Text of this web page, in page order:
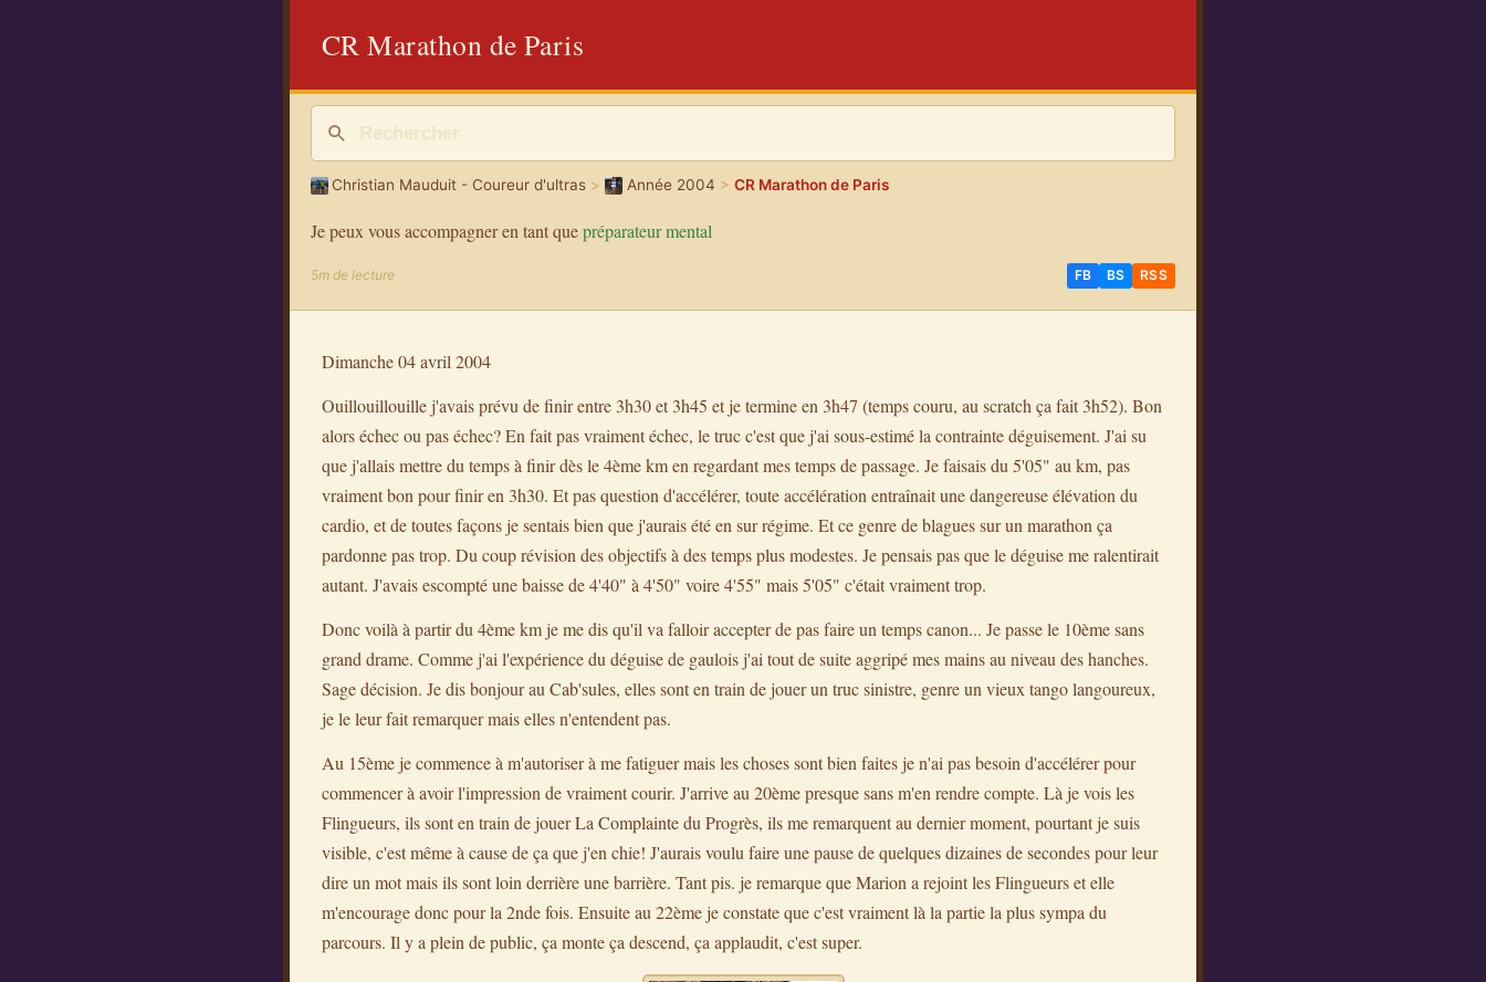
CR Marathon de Paris
Christian Mauduit - Coureur d'ultras > Année 2004 > CR Marathon de Paris
Je peux vous accompagner en tant quepréparateur mental
5m de lecture FB BS RSS
Dimanche 04 avril 2004
Ouillouillouille j'avais prévu de finir entre 3h30 et 3h45 et je termine en 3h47 (temps couru, au scratch ça fait 3h52). Bon
alors échec ou pas échec? En fait pas vraiment échec, le truc c'est que j'ai sous-estimé la contrainte déguisement. J'ai su
que j'allais mettre du temps à finir dès le 4ème km en regardant mes temps de passage. Je faisais du 5'05" au km, pas
vraiment bon pour finir en 3h30. Et pas question d'accélérer, toute accélération entraînait une dangereuse élévation du
cardio, et de toutes façons je sentais bien que j'aurais été en sur régime. Et ce genre de blagues sur un marathon ça
pardonne pas trop. Du coup révision des objectifs à des temps plus modestes. Je pensais pas que le déguise me ralentirait
autant. J'avais escompté une baisse de 4'40" à 4'50" voire 4'55" mais 5'05" c'était vraiment trop.
Donc voilà à partir du 4ème km je me dis qu'il va falloir accepter de pas faire un temps canon... Je passe le 10ème sans
grand drame. Comme j'ai l'expérience du déguise de gaulois j'ai tout de suite aggripé mes mains au niveau des hanches.
Sage décision. Je dis bonjour au Cab'sules, elles sont en train de jouer un truc sinistre, genre un vieux tango langoureux,
je le leur fait remarquer mais elles n'entendent pas.
Au 15ème je commence à m'autoriser à me fatiguer mais les choses sont bien faites je n'ai pas besoin d'accélérer pour
commencer à avoir l'impression de vraiment courir. J'arrive au 20ème presque sans m'en rendre compte. Là je vois les
Flingueurs, ils sont en train de jouer La Complainte du Progrès, ils me remarquent au dernier moment, pourtant je suis
visible, c'est même à cause de ça que j'en chie! J'aurais voulu faire une pause de quelques dizaines de secondes pour leur
dire un mot mais ils sont loin derrière une barrière. Tant pis. je remarque que Marion a rejoint les Flingueurs et elle
m'encourage donc pour la 2nde fois. Ensuite au 22ème je constate que c'est vraiment là la partie la plus sympa du
parcours. Il y a plein de public, ça monte ça descend, ça applaudit, c'est super.